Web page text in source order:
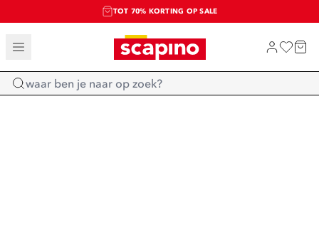
TOT 70% KORTING OP SALE
SALE: LAATSTE KANS!
SHOP NIEUW
Home